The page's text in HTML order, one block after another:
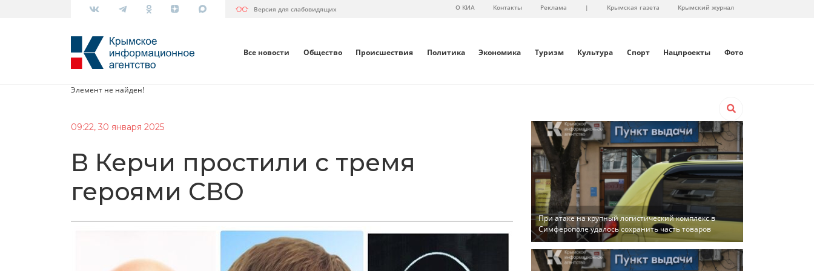
Версия для слабовидящих О КИА Контакты Реклама | Крымская газета Крымский журнал
Все новости Общество Происшествия Политика Экономика Туризм Культура Спорт Нацпроекты Фото
Элемент не найден!
09:22, 30 января 2025
В Керчи простили с тремя
героями СВО
При атаке на крупный логистический комплекс в
Симферополе удалось сохранить часть товаров